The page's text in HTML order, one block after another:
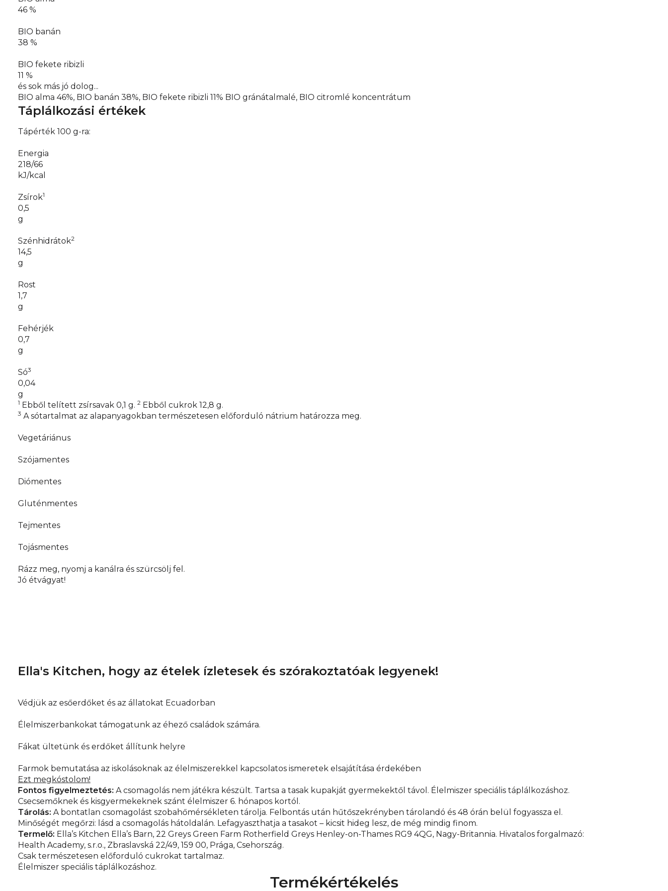
46 %
BIO banán
38 %
BIO fekete ribizli
11 %
és sok más jó dolog...
BIO alma 46%, BIO banán 38%, BIO fekete ribizli 11% BIO gránátalmalé, BIO citromlé koncentrátum
Táplálkozási értékek
Tápérték 100 g-ra:
Energia
218/66
kJ/kcal
Zsírok1
0,5
g
Szénhidrátok2
14,5
g
Rost
1,7
g
Fehérjék
0,7
g
Só3
0,04
g
1 Ebből telített zsírsavak 0,1 g. 2 Ebből cukrok 12,8 g.
3 A sótartalmat az alapanyagokban természetesen előforduló nátrium határozza meg.
Vegetáriánus
Szójamentes
Diómentes
Gluténmentes
Tejmentes
Tojásmentes
Rázz meg, nyomj a kanálra és szürcsölj fel.
Jó étvágyat!
Ella's Kitchen, hogy az ételek ízletesek és szórakoztatóak legyenek!
Védjük az esőerdőket és az állatokat Ecuadorban
Élelmiszerbankokat támogatunk az éhező családok számára.
Fákat ültetünk és erdőket állítunk helyre
Farmok bemutatása az iskolásoknak az élelmiszerekkel kapcsolatos ismeretek elsajátítása érdekében
Ezt megkóstolom!
Fontos figyelmeztetés: A csomagolás nem játékra készült. Tartsa a tasak kupakját gyermekektől távol. Élelmiszer speciális táplálkozáshoz.
Csecsemőknek és kisgyermekeknek szánt élelmiszer 6. hónapos kortól.
Tárolás: A bontatlan csomagolást szobahőmérsékleten tárolja. Felbontás után hűtőszekrényben tárolandó és 48 órán belül fogyassza el.
Minőségét megőrzi: lásd a csomagolás hátoldalán. Lefagyaszthatja a tasakot – kicsit hideg lesz, de még mindig finom.
Termelő: Ella’s Kitchen Ella’s Barn, 22 Greys Green Farm Rotherfield Greys Henley-on-Thames RG9 4QG, Nagy-Britannia. Hivatalos forgalmazó:
Health Academy, s.r.o., Zbraslavská 22/49, 159 00, Prága, Csehország.
Csak természetesen előforduló cukrokat tartalmaz.
Élelmiszer speciális táplálkozáshoz.
Termékértékelés